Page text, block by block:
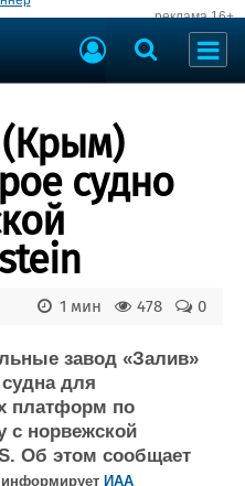
реклама 16+
объявлений
флота
(Крым)
судно
0
478
1 мин
завод «Залив»
для
платформ по
с норвежской
Об этом сообщает
информирует ИАА